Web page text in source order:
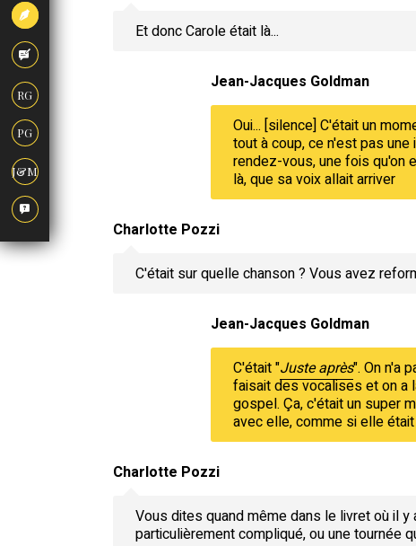
RG
PG
J&M
Et donc Carole était là...
Jean-Jacques Goldman
Oui... [silence] C'était un
tout à coup, ce n'est pas
rendez-vous, une fois qu'on
là, que sa voix allait arriver
Charlotte Pozzi
C'était sur quelle chanson ? Vous avez
Jean-Jacques Goldman
C'était "Juste après". On n'a
faisait des vocalises et on a
gospel. Ça, c'était un super
avec elle, comme si elle
Charlotte Pozzi
Vous dites quand même dans le livret où il
particulièrement compliqué, ou une tournée